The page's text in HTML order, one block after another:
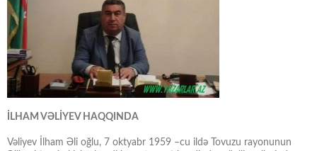
İLHAM VƏLİYEV HAQQINDA
Vəliyev İlham Əli oğlu, 7 oktyabr 1959 –cu ildə Tovuzu rayonunun